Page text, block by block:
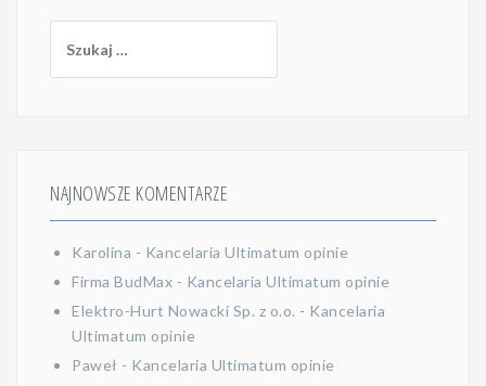
NAJNOWSZE KOMENTARZE
Karolina - Kancelaria Ultimatum opinie
Firma BudMax - Kancelaria Ultimatum opinie
Elektro-Hurt Nowacki Sp. z o.o. - Kancelaria
Ultimatum opinie
Paweł - Kancelaria Ultimatum opinie